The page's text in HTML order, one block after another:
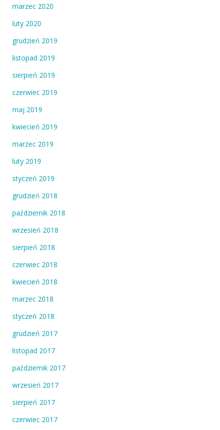
marzec 2020
luty 2020
grudzień 2019
listopad 2019
sierpień 2019
czerwiec 2019
maj 2019
kwiecień 2019
marzec 2019
luty 2019
styczeń 2019
grudzień 2018
październik 2018
wrzesień 2018
sierpień 2018
czerwiec 2018
kwiecień 2018
marzec 2018
styczeń 2018
grudzień 2017
listopad 2017
październik 2017
wrzesień 2017
sierpień 2017
czerwiec 2017